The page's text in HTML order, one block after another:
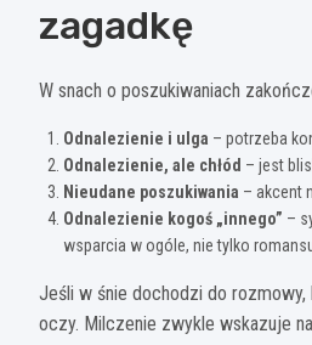
zagadkę
W snach o poszukiwaniach
Odnalezienie i ulga – potrzeba
Odnalezienie, ale chłód – jest
Nieudane poszukiwania – akcent
Odnalezienie kogoś „innego” –
wsparcia w ogóle, nie tylko
Jeśli w śnie dochodzi do
oczy. Milczenie zwykle wskazuje